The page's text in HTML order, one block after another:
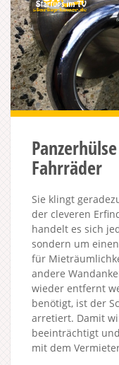
Fahrräder
Sie klingt
der cleveren
handelt es sich
sondern um
für
andere
wieder entfernt
benötigt, ist der
arretiert. Damit
beeinträchtigt
mit dem